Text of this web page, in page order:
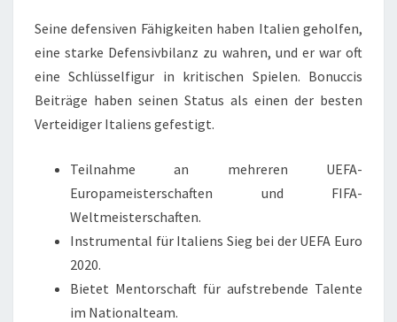
Seine defensiven Fähigkeiten haben Italien geholfen,
eine starke Defensivbilanz zu wahren, und er war oft
eine Schlüsselfigur in kritischen Spielen. Bonuccis
Beiträge haben seinen Status als einen der besten
Verteidiger Italiens gefestigt.
Teilnahme an mehreren UEFA-
Europameisterschaften und FIFA-
Weltmeisterschaften.
Instrumental für Italiens Sieg bei der UEFA Euro
2020.
Bietet Mentorschaft für aufstrebende Talente
im Nationalteam.